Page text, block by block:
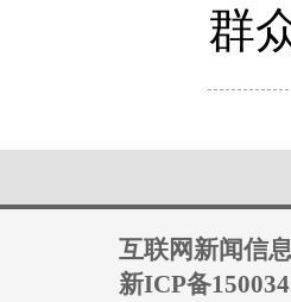
群
互联网新闻信
新ICP备